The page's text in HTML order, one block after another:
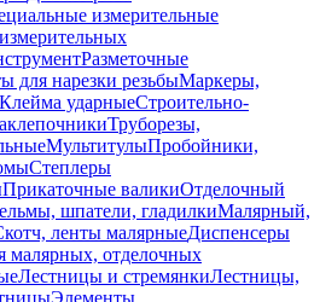
измерительные
Разметочные
для нарезки резьбыМаркеры,
Клейма ударныеСтроительно-
Труборезы,
МультитулыПробойники,
Степлеры
Прикаточные валикиОтделочный
шпатели, гладилкиМалярный,
ленты малярныеДиспенсеры
малярных, отделочных
Лестницы и стремянкиЛестницы,
Элементы